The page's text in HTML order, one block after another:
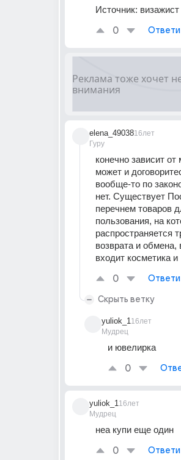
Источник: визажист
0
elena_49038
Гуру
16лет
конечно зависит от
может и
вообще-то по
нет. Существует
перечнем товаров
пользования, на
распространяется
возврата и обмена,
входит косметика
0
Скрыть ветку
yuliok_1
Мудрец
16лет
и ювелирка
0
yuliok_1
Мудрец
16лет
неа купи еще один
0